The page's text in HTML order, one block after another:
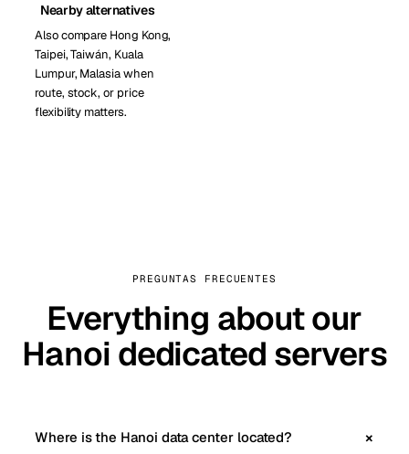
Nearby alternatives
Also compare Hong Kong,
Taipei, Taiwán, Kuala
Lumpur, Malasia when
route, stock, or price
flexibility matters.
PREGUNTAS FRECUENTES
Everything about our
Hanoi dedicated servers
Where is the Hanoi data center located?